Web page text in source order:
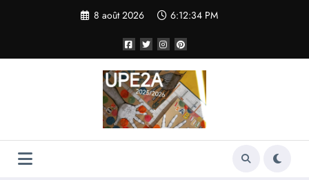
8 août 2026 6:12:34 PM